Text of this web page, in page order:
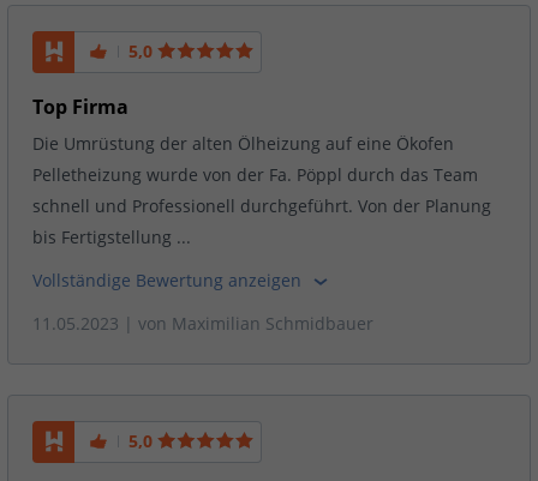
5,0
Top Firma
Die Umrüstung der alten Ölheizung auf eine Ökofen
Pelletheizung wurde von der Fa. Pöppl durch das Team
schnell und Professionell durchgeführt. Von der Planung
bis Fertigstellung ...
Vollständige Bewertung anzeigen
11.05.2023 | von Maximilian Schmidbauer
5,0